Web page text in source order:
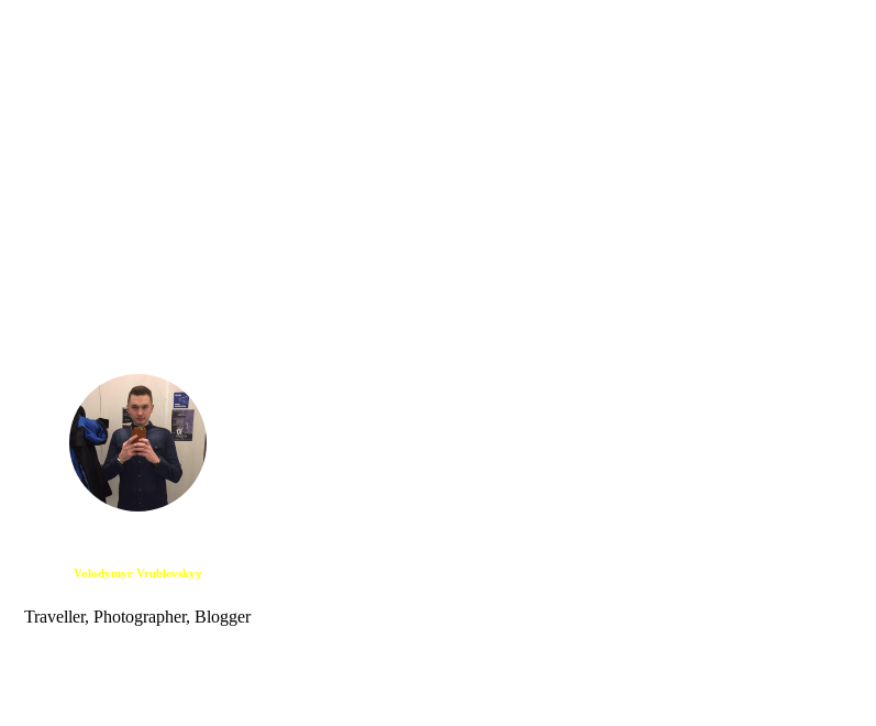
Volodymyr Vrublevskyy
Traveller, Photographer, Blogger